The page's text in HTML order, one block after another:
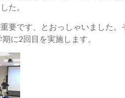
た。
です、とおっしゃいました。
に2回目を実施します。